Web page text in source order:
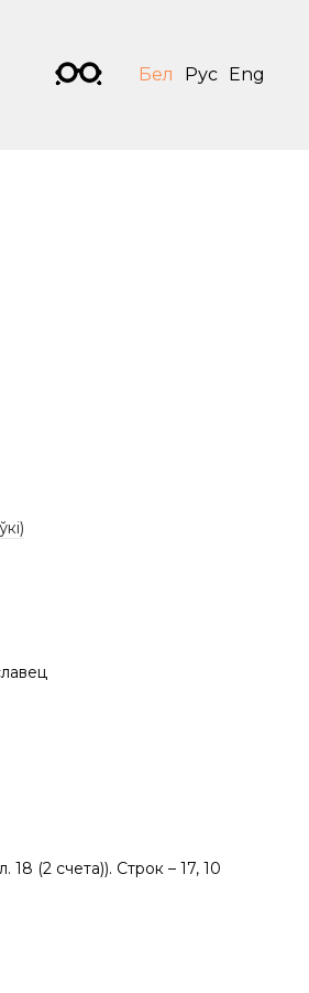
Бел Рус Eng
18 (2 счета)). Строк – 17, 10